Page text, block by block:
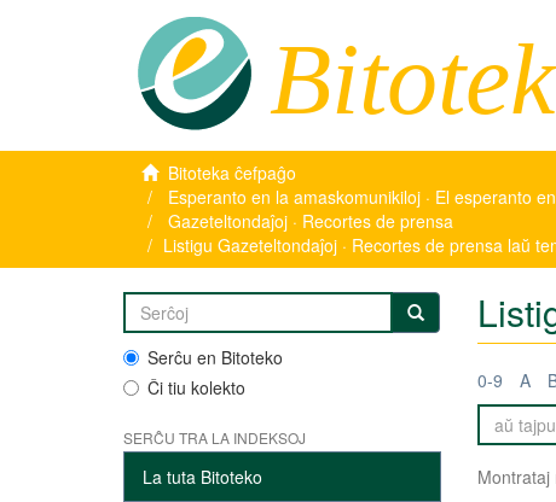
Bitoteka ĉefpaĝo
Esperanto en la amaskomunikiloj · El esperanto
Gazeteltondaĵoj · Recortes de prensa
Listigu Gazeteltondaĵoj · Recortes de prensa laŭ
Serĉu en Bitoteko
Ĉi tiu kolekto
SERĈU TRA LA INDEKSOJ
La tuta Bitoteko
0-9 A
Montrataj